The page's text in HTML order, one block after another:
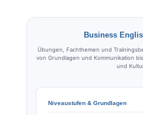
Business
Übungen, Fachthemen und
von Grundlagen und Kommunikation
und
Niveaustufen & Grundlagen